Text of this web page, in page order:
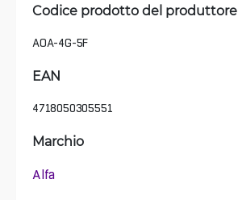
Codice prodotto del produttore
AOA-4G-5F
EAN
4718050305551
Marchio
Alfa